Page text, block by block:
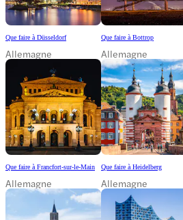
Que faire à Düsseldorf
Allemagne
Que faire à Bottrop
Allemagne
Que faire à Francfort-sur-le-Main
Allemagne
Que faire à Heidelberg
Allemagne